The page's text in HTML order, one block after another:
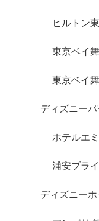
ヒルトン
東京ベイ
東京ベイ
ディズニー
ホテルエ
浦安ブラ
ディズニー